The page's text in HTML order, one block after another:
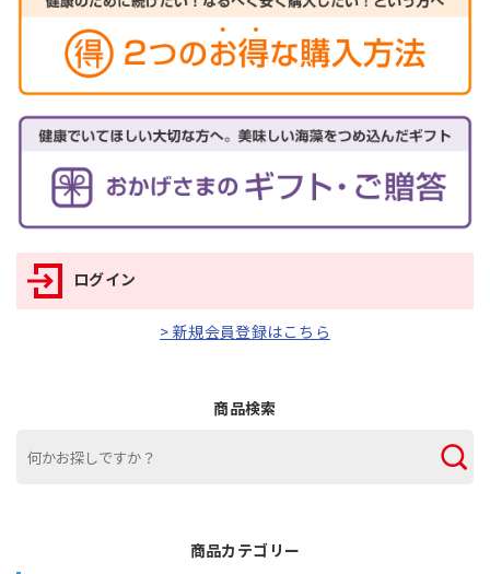
ログイン
> 新規会員登録はこちら
商品検索
商品カテゴリー